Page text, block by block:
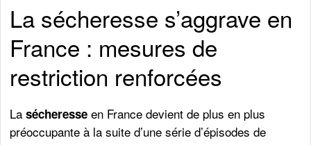
La sécheresse s’aggrave en
France : mesures de
restriction renforcées
Lasécheresse en France devient de plus en plus
préoccupante à la suite d’une série d’épisodes de